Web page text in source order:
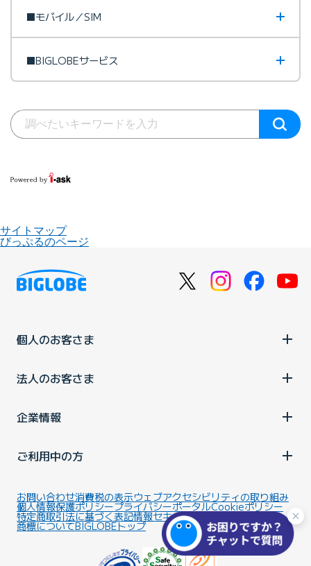
■モバイル／SIM
■BIGLOBEサービス
サイトマップ
びっぷるのページ
個人のお客さま
法人のお客さま
企業情報
ご利用中の方
お問い合わせ消費税の表示ウェブアクセシビリティの取り組み
個人情報保護ポリシープライバシーポータルCookieポリシー
特定商取引法に基づく表記情報セキュリティ基本方針
商標についてBIGLOBEトップ